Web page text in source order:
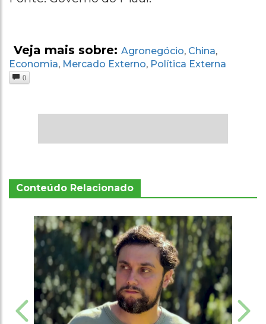
Veja mais sobre: Agronegócio, China,
Economia, Mercado Externo, Política Externa
0
Conteúdo Relacionado